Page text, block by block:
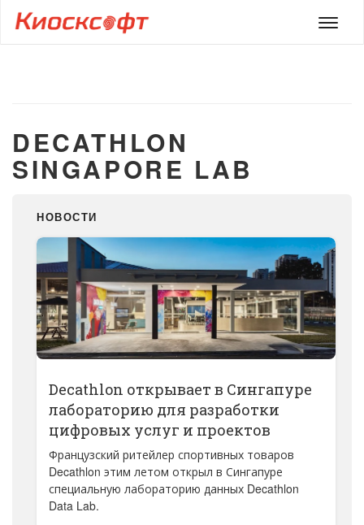
Меню
DECATHLON
SINGAPORE LAB
НОВОСТИ
Decathlon открывает в Сингапуре
лабораторию для разработки
цифровых услуг и проектов
Французский ритейлер спортивных товаров
Decathlon этим летом открыл в Сингапуре
специальную лабораторию данных Decathlon
Data Lab.